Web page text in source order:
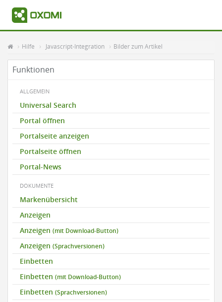
Hilfe Javascript-Integration Bilder zum Artikel
Funktionen
ALLGEMEIN
Universal Search
Portal öffnen
Portalseite anzeigen
Portalseite öffnen
Portal-News
DOKUMENTE
Markenübersicht
Anzeigen
Anzeigen (mit Download-Button)
Anzeigen (Sprachversionen)
Einbetten
Einbetten (mit Download-Button)
Einbetten (Sprachversionen)